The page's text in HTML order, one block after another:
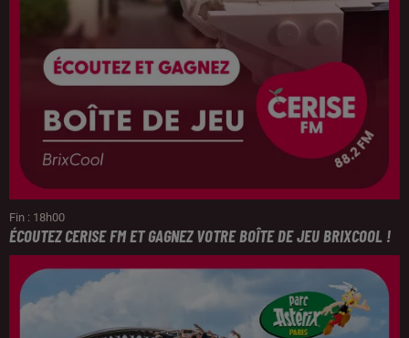
Fin : 18h00
ÉCOUTEZ CERISE FM ET GAGNEZ VOTRE BOÎTE DE JEU BRIXCOOL !